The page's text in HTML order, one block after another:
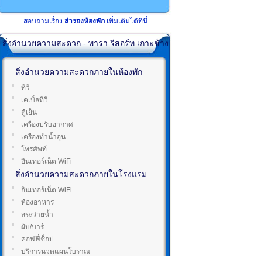
สอบถามเรื่อง สำรองห้องพัก เพิ่มเติมได้ที่นี่
สิ่งอำนวยความสะดวก - พารา รีสอร์ท เกาะช้าง
สิ่งอำนวยความสะดวกภายในห้องพัก
ทีวี
เคเบิ้ลทีวี
ตู้เย็น
เครื่องปรับอากาศ
เครื่องทำน้ำอุ่น
โทรศัพท์
อินเทอร์เน็ต WiFi
สิ่งอำนวยความสะดวกภายในโรงแรม
อินเทอร์เน็ต WiFi
ห้องอาหาร
สระว่ายน้ำ
ผับ/บาร์
คอฟฟี่ช็อป
บริการนวดแผนโบราณ